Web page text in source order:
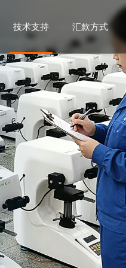
技术支持 汇款方式